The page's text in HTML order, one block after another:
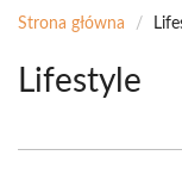
Strona główna /
Lifestyle